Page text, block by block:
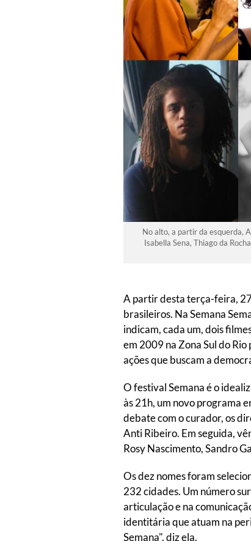
No alto, a partir da esquerda,
Isabella Sena, Thiago da
A partir desta terça-feira,
brasileiros. Na Semana
indicam, cada um, dois
em 2009 na Zona Sul do
ações que buscam a
O festival Semana é o
às 21h, um novo programa
debate com o curador, os
Anti Ribeiro. Em seguida,
Rosy Nascimento, Sandro
Os dez nomes foram
232 cidades. Um número
articulação e na
identitária que atuam na
Semana", diz ela.